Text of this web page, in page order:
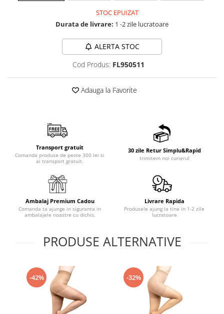
STOC EPUIZAT
Durata de livrare: 1 -2 zile lucratoare
ALERTA STOC
Cod Produs: FL950511
Adauga la Favorite
Transport gratuit
Comanda produse de peste 300 lei si
ai transport gratuit.
30 zile Retur Simplu&Rapid
trimitem noi curierul
Ambalaj Premium Cadou
Comanda ta ajunge in siguranta in
ambalajele noastre cu dichis.
Livrare Rapida
Produsele ajung la tine in 1-2 zile
lucratoare
PRODUSE ALTERNATIVE
-42% -32%